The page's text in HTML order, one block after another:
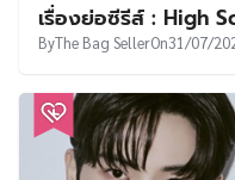
เรื่องย่อซีรีส์ : High
ByThe Bag SellerOn31/07/